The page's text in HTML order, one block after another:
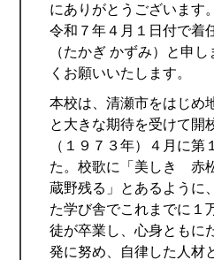
にありがとうございます。
令和７年４月１日付で着
（たかぎ かずみ）と申
くお願いいたします。
本校は、清瀬市をはじめ
と大きな期待を受けて開
（１９７３年）４月に第
た。校歌に「美しき
蔵野残る」とあるように
た学び舎でこれまでに１
徒が卒業し、心身ともに
発に努め、自律した人材